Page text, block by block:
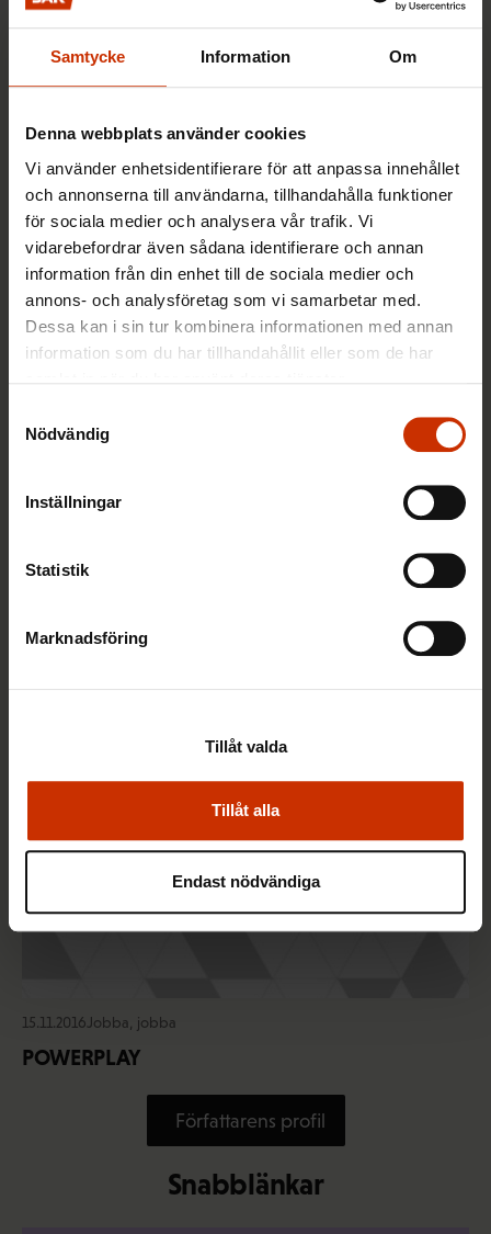
Samtycke Information Om
Denna webbplats använder cookies
Vi använder enhetsidentifierare för att anpassa innehållet
och annonserna till användarna, tillhandahålla funktioner
för sociala medier och analysera vår trafik. Vi
vidarebefordrar även sådana identifierare och annan
information från din enhet till de sociala medier och
annons- och analysföretag som vi samarbetar med.
Dessa kan i sin tur kombinera informationen med annan
information som du har tillhandahållit eller som de har
Nödvändig
Inställningar
Statistik
Marknadsföring
Tillåt alla
Tillåt valda
Endast nödvändiga
Ordning och reda
TYÖEHTOSOPIMUKSET JA SOPIMINEN
15.11.2016Jobba, jobba
POWERPLAY
Författarens profil
Snabblänkar